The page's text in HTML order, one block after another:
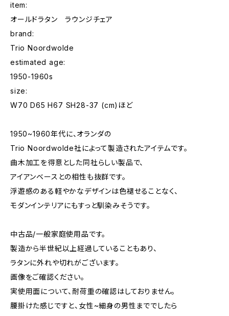
item:
オールドラタン ラウンジチェア
brand:
Trio Noordwolde
estimated age:
1950-1960s
size:
W70 D65 H67 SH28-37 (cm)ほど
1950~1960年代に、オランダの
Trio Noordwolde社によって製造されたアイテムです。
曲木加工を得意とした同社らしい製品で、
アイアンベースとの相性も抜群です。
浮遊感のある軽やかなデザインは色褪せることなく、
モダンインテリアにもすっと馴染みそうです。
中古品/一般家庭使用品です。
製造から半世紀以上経過していることもあり、
ラタンに外れや切れがございます。
画像をご確認ください。
実使用面について、耐荷重の確認はしておりません。
腰掛けた感じですと、女性~細身の男性まででしたら